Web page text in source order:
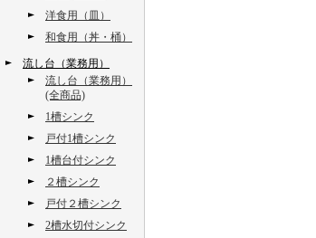
洋食用（皿）
和食用（丼・桶）
流し台（業務用）
流し台（業務用）
(全商品)
1槽シンク
戸付1槽シンク
1槽台付シンク
２槽シンク
戸付２槽シンク
2槽水切付シンク